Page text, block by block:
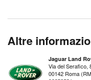
Altre
Jaguar Land
Via del Serafico,
00142 Roma